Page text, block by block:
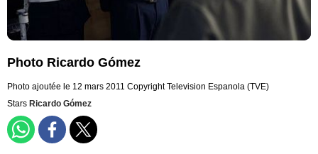
Photo Ricardo Gómez
Photo ajoutée le 12 mars 2011 Copyright Television Espanola (TVE)
Stars Ricardo Gómez